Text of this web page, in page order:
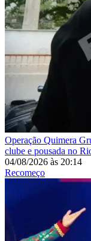
Operação Quimera
clube e pousada no
04/08/2026 às 20:14
Recomeço